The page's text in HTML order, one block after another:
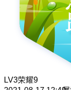
LV3荣耀9